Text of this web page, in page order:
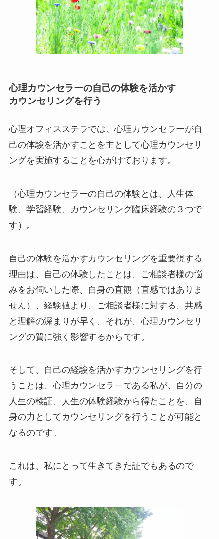
心理カウンセラーの自己の体験を活かす
カウンセリングを行う
心理オフィスステラでは、心理カウンセラーが自
己の体験を活かすことを主として心理カウンセリ
ングを実施することを心がけております。
（心理カウンセラーの自己の体験とは、人生体
験、学習経験、カウンセリング臨床経験の３つで
す）。
自己の体験を活かすカウンセリングを重要視する
理由は、自己の体験したことは、ご相談者様の悩
みをお伺いした際、自身の直観（直感ではありま
せん）、経験値より、ご相談者様に対する、共感
と理解の深まりが早く、それが、心理カウンセリ
ングの質に強く影響するからです。
そして、自己の経験を活かすカウンセリングを行
うことは、心理カウンセラーである私が、自分の
人生の検証、人生の体験経験から得たことを、自
身の力としてカウンセリングを行うことが可能と
なるのです。
これは、私にとって生きてきた証でもあるので
す。